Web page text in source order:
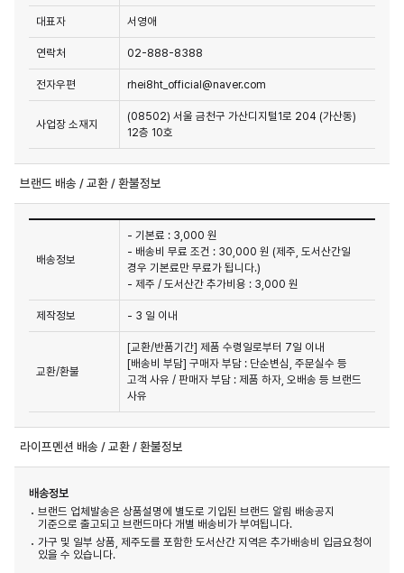
대표자 서영애
연락처 02-888-8388
전자우편 rhei8ht_official@naver.com
사업장 소재지
(08502) 서울 금천구 가산디지털1로 204 (가산동)
12층 10호
브랜드 배송 / 교환 / 환불정보
배송정보
- 기본료 : 3,000 원
- 배송비 무료 조건 : 30,000 원 (제주, 도서산간일
경우 기본료만 무료가 됩니다.)
- 제주 / 도서산간 추가비용 : 3,000 원
제작정보 - 3 일 이내
교환/환불
[교환/반품기간] 제품 수령일로부터 7일 이내
[배송비 부담] 구매자 부담 : 단순변심, 주문실수 등
고객 사유 / 판매자 부담 : 제품 하자, 오배송 등 브랜드
사유
라이프멘션 배송 / 교환 / 환불정보
배송정보
브랜드 업체발송은 상품설명에 별도로 기입된 브랜드 알림 배송공지
기준으로 출고되고 브랜드마다 개별 배송비가 부여됩니다.
가구 및 일부 상품, 제주도를 포함한 도서산간 지역은 추가배송비 입금요청이
있을 수 있습니다.